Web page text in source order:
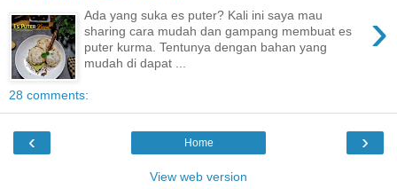
›
Ada yang suka es puter? Kali ini saya mau
sharing cara mudah dan gampang membuat es
puter kurma. Tentunya dengan bahan yang
mudah di dapat ...
28 comments:
‹ ›
Home
View web version